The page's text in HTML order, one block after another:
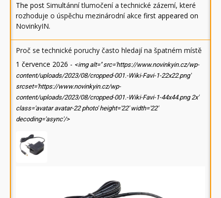
The post Simultánní tlumočení a technické zázemí, které
rozhoduje o úspěchu mezinárodní akce first appeared on
NovinkyIN.
Proč se technické poruchy často hledají na špatném místě
1 července 2026 - <img alt='' src='https://www.novinkyin.cz/wp-
content/uploads/2023/08/cropped-001.-Wiki-Favi-1-22x22.png'
srcset='https://www.novinkyin.cz/wp-
content/uploads/2023/08/cropped-001.-Wiki-Favi-1-44x44.png 2x'
class='avatar avatar-22 photo' height='22' width='22'
decoding='async'/>